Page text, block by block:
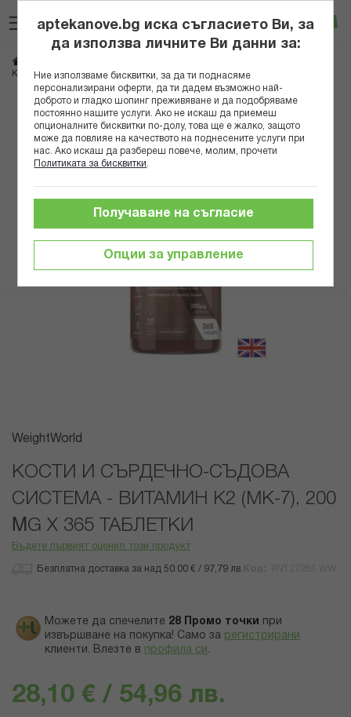
към
съдържанието
Вход
Кости и сърдечно-съдова система - Витамин К2 (MK-7), 200 µg х 365 таблетки
Преминете
края
Преминете
началото
галерия
със
снимки
WeightWorld
КОСТИ И СЪРДЕЧНО-СЪДОВА
СИСТЕМА - ВИТАМИН К2 (MK-7), 200
ΜG Х 365 ТАБЛЕТКИ
Бъдете първият оценил този продукт
Безплатна доставка за над 50.00 € / 97,79 лв.
Можете да спечелите 28 Промо точки
при
извършване на покупка! Само за регистрирани
клиенти. Влезте в профила си .
28,10 € / 54,96 лв.
aptekanove.bg иска съгласието Ви, за
да използва личните Ви данни за:
Ние използваме бисквитки, за да ти поднасяме
персонализирани оферти, да ти дадем възможно най-
доброто и гладко шопинг преживяване и да подобряваме
постоянно нашите услуги. Ако не искаш да приемеш
опционалните бисквитки по-долу, това ще е жалко, защото
може да повлияе на качеството на поднесените услуги при
нас. Ако искаш да разбереш повече, молим, прочети
Политиката за бисквитки
Опции за управление
Получаване на съгласие